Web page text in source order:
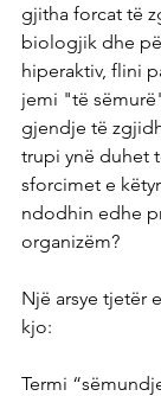
gjitha forcat të
biologjik dhe
hiperaktiv, flini
jemi "të
gjendje të
trupi ynë duhet
sforcimet e
ndodhin edhe
organizëm?
Një arsye tjetër
kjo:
Termi